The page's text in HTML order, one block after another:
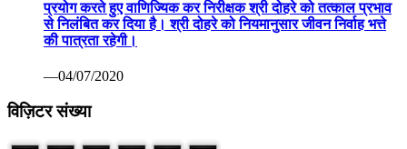
प्रयोग करते हुए वाणिज्यिक कर निरीक्षक श्री दोहरे को तत्काल प्रभाव
से निलंबित कर दिया है। श्री दोहरे को नियमानुसार जीवन निर्वाह भत्ते
की पात्रता रहेगी।
—04/07/2020
विज़िटर संख्या